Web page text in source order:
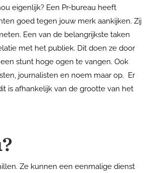
eigenlijk? Een Pr-bureau heeft
goed tegen jouw merk aankijken. Zij
Een van de belangrijkste taken
met het publiek. Dit doen ze door
stunt hoge ogen te vangen. Ook
journalisten en noem maar op. Er
is afhankelijk van de grootte van het
Ze kunnen een eenmalige dienst